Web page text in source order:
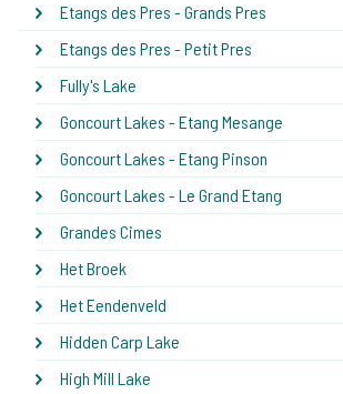
Etangs des Pres - Grands Pres
Etangs des Pres - Petit Pres
Fully's Lake
Goncourt Lakes - Etang Mesange
Goncourt Lakes - Etang Pinson
Goncourt Lakes - Le Grand Etang
Grandes Cimes
Het Broek
Het Eendenveld
Hidden Carp Lake
High Mill Lake